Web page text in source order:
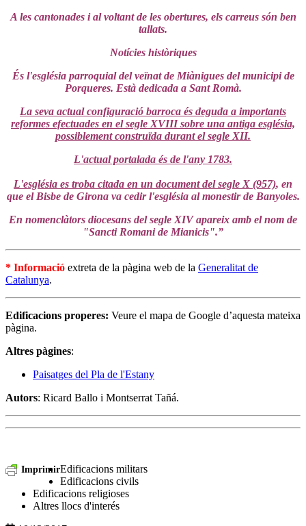
A les cantonades i al voltant de les obertures, els carreus són ben
tallats.
Notícies històriques
És l'església parroquial del veïnat de Miànigues del municipi de
Porqueres. Està dedicada a Sant Romà.
La seva actual configuració barroca és deguda a importants
reformes efectuades en el segle XVIII sobre una antiga església,
possiblement construïda durant el segle XII.
L'actual portalada és de l'any 1783.
L'església es troba citada en un document del segle X (957), en
que el Bisbe de Girona va cedir l'església al monestir de Banyoles.
En nomenclàtors diocesans del segle XIV apareix amb el nom de
"Sancti Romani de Mianicis".”
* Informació extreta de la pàgina web de la Generalitat de
Catalunya.
Edificacions properes: Veure el mapa de Google d’aquesta mateixa
pàgina.
Altres pàgines:
Paisatges del Pla de l'Estany
Autors: Ricard Ballo i Montserrat Tañá.
ImprimirEdificacions militars
Edificacions civils
Edificacions religioses
Altres llocs d'interés